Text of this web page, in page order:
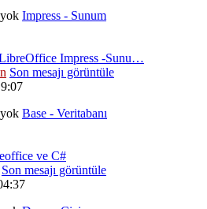
Impress - Sunum
Impress -Sunu…
Son mesajı görüntüle
Base - Veritabanı
ve C#
Son mesajı görüntüle